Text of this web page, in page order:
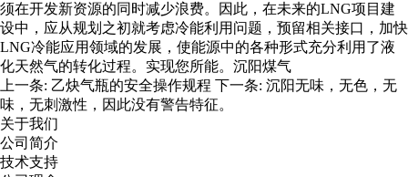
须在开发新资源的同时减少浪费。因此，在未来的LNG项目建
设中，应从规划之初就考虑冷能利用问题，预留相关接口，加快
LNG冷能应用领域的发展，使能源中的各种形式充分利用了液
化天然气的转化过程。实现您所能。沉阳煤气
上一条: 乙炔气瓶的安全操作规程 下一条: 沉阳无味，无色，无
味，无刺激性，因此没有警告特征。
关于我们
公司简介
技术支持